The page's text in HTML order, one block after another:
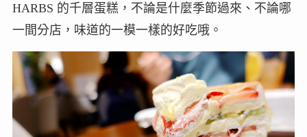
HARBS 的千層蛋糕，不論是什麼季節過來、不論哪
一間分店，味道的一模一樣的好吃哦。